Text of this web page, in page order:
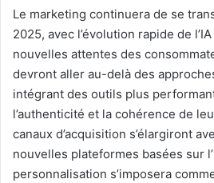
Le marketing continuera de se
2025, avec l’évolution rapide de
nouvelles attentes des
devront aller au-delà des
intégrant des outils plus
l’authenticité et la cohérence de
canaux d’acquisition s’élargiront
nouvelles plateformes basées sur
personnalisation s’imposera